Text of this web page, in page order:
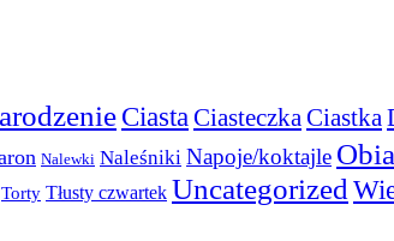
CiastaCiasteczkaCiastka
Nalewki Naleśniki Napoje/koktajle
Torty Tłusty czwartek Uncategorized